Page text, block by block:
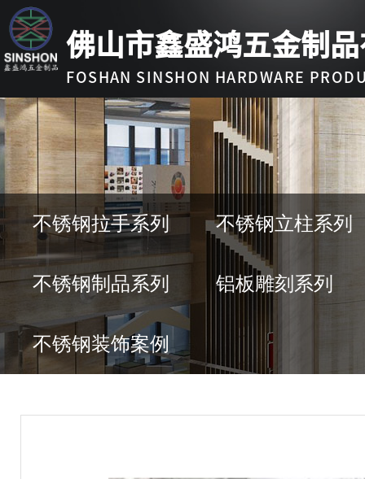
佛山市鑫盛鸿五金制
FOSHAN SINSHON HARDWARE
不锈钢拉手系列 不锈钢立柱系列
不锈钢制品系列 铝板雕刻系列
不锈钢装饰案例